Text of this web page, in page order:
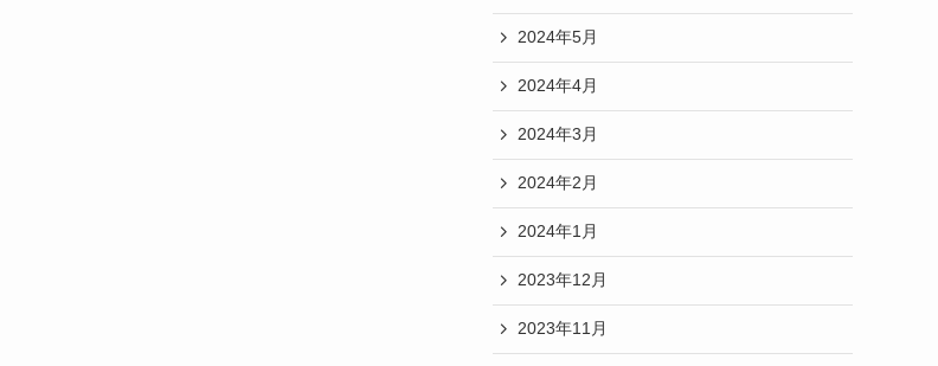
2024年5月
2024年4月
2024年3月
2024年2月
2024年1月
2023年12月
2023年11月